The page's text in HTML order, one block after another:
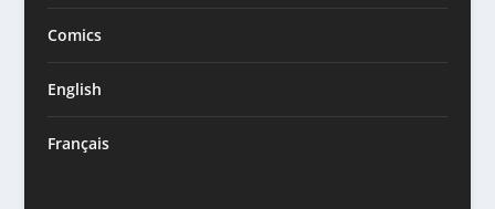
Comics
English
Français